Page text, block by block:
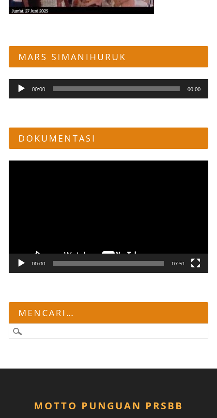
MARS SIMANIHURUK
Pemutar
Audio
00:00 00:00
DOKUMENTASI
00:00 07:51
MENCARI…
MOTTO PUNGUAN PRSBB